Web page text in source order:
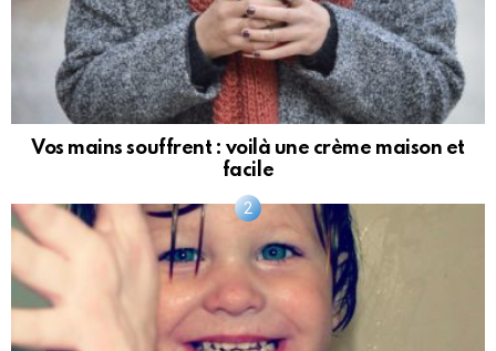
Vos mains souffrent : voilà une crème maison et
facile